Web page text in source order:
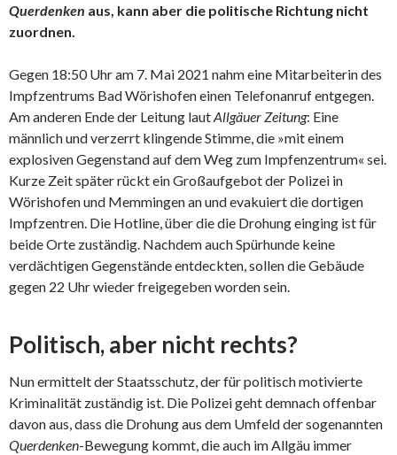
Querdenken aus, kann aber die politische Richtung nicht
zuordnen.
Gegen 18:50 Uhr am 7. Mai 2021 nahm eine Mitarbeiterin des
Impfzentrums Bad Wörishofen einen Telefonanruf entgegen.
Am anderen Ende der Leitung lautAllgäuer Zeitung: Eine
männlich und verzerrt klingende Stimme, die »mit einem
explosiven Gegenstand auf dem Weg zum Impfenzentrum« sei.
Kurze Zeit später rückt ein Großaufgebot der Polizei in
Wörishofen und Memmingen an und evakuiert die dortigen
Impfzentren. Die Hotline, über die die Drohung einging ist für
beide Orte zuständig. Nachdem auch Spürhunde keine
verdächtigen Gegenstände entdeckten, sollen die Gebäude
gegen 22 Uhr wieder freigegeben worden sein.
Politisch, aber nicht rechts?
Nun ermittelt der Staatsschutz, der für politisch motivierte
Kriminalität zuständig ist. Die Polizei geht demnach offenbar
davon aus, dass die Drohung aus dem Umfeld der sogenannten
Querdenken-Bewegung kommt, die auch im Allgäu immer